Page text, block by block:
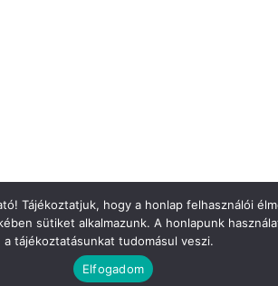
Tájékoztatjuk, hogy a honlap felhasználói
sütiket alkalmazunk. A honlapunk
a tájékoztatásunkat tudomásul veszi.
Elfogadom